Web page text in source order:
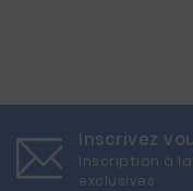
Inscrivez
Inscription à
exclusives